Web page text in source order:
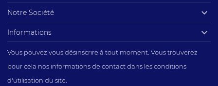
Informations 
Vous pouvez vous désinscrire à tout moment. Vous trouverez
pour cela nos informations de contact dans les conditions
d'utilisation du site.
Notre Société 